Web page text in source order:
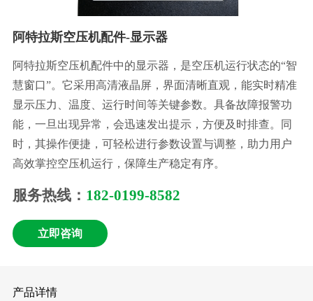
阿特拉斯空压机配件-显示器
阿特拉斯空压机配件中的显示器，是空压机运行状态的“智
慧窗口”。它采用高清液晶屏，界面清晰直观，能实时精准
显示压力、温度、运行时间等关键参数。具备故障报警功
能，一旦出现异常，会迅速发出提示，方便及时排查。同
时，其操作便捷，可轻松进行参数设置与调整，助力用户
高效掌控空压机运行，保障生产稳定有序。
服务热线： 182-0199-8582
立即咨询
产品详情